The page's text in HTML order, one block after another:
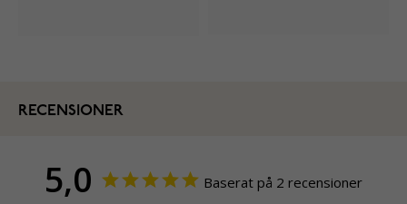
RECENSIONER
5,0 Baserat på 2 recensioner